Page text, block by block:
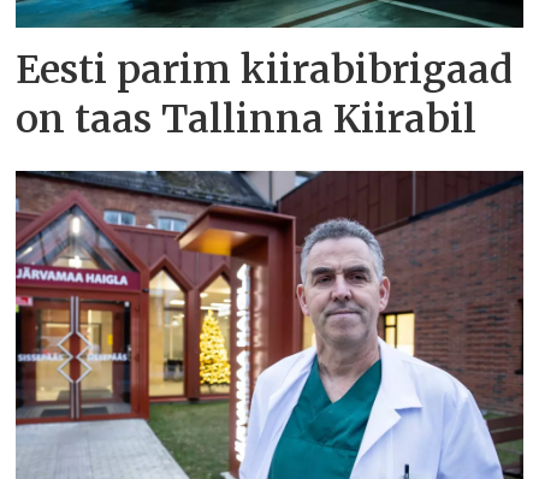
Eesti parim kiirabibrigaad
on taas Tallinna Kiirabil